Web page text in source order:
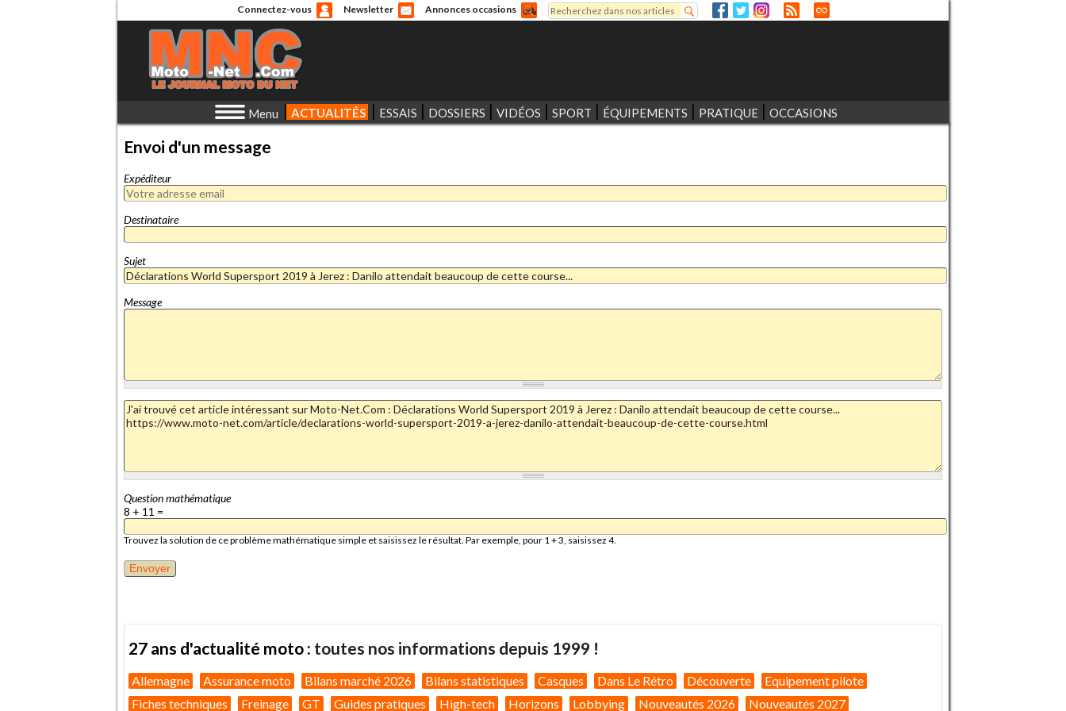
Connectez-vous Newsletter Annonces occasions
Formulaire de recherche
Rechercher
Menu ACTUALITÉS ESSAIS DOSSIERS VIDÉOS SPORT ÉQUIPEMENTS PRATIQUE OCCASIONS
Envoi d'un message
Expéditeur
Destinataire
Sujet
Message
Question mathématique
8 + 11 =
Trouvez la solution de ce problème mathématique simple et saisissez le résultat. Par exemple, pour 1 + 3, saisissez 4.
27 ans d'actualité moto : toutes nos informations depuis 1999 !
Allemagne Assurance moto Bilans marché 2026 Bilans statistiques Casques Dans Le Rétro Découverte
Equipement pilote
Fiches techniques
Freinage GT Guides pratiques High-tech Horizons Lobbying Nouveautés 2026 Nouveautés 2027